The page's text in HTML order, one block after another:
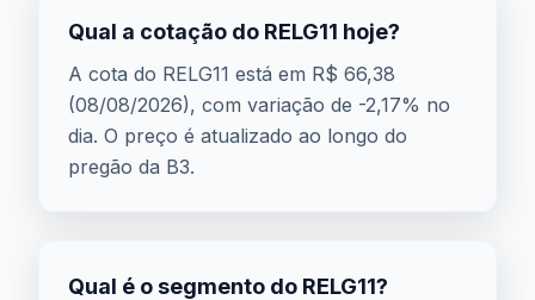
Qual a cotação do RELG11 hoje?
A cota do RELG11 está em R$ 66,38
(08/08/2026), com variação de -2,17% no
dia. O preço é atualizado ao longo do
pregão da B3.
Qual é o segmento do RELG11?